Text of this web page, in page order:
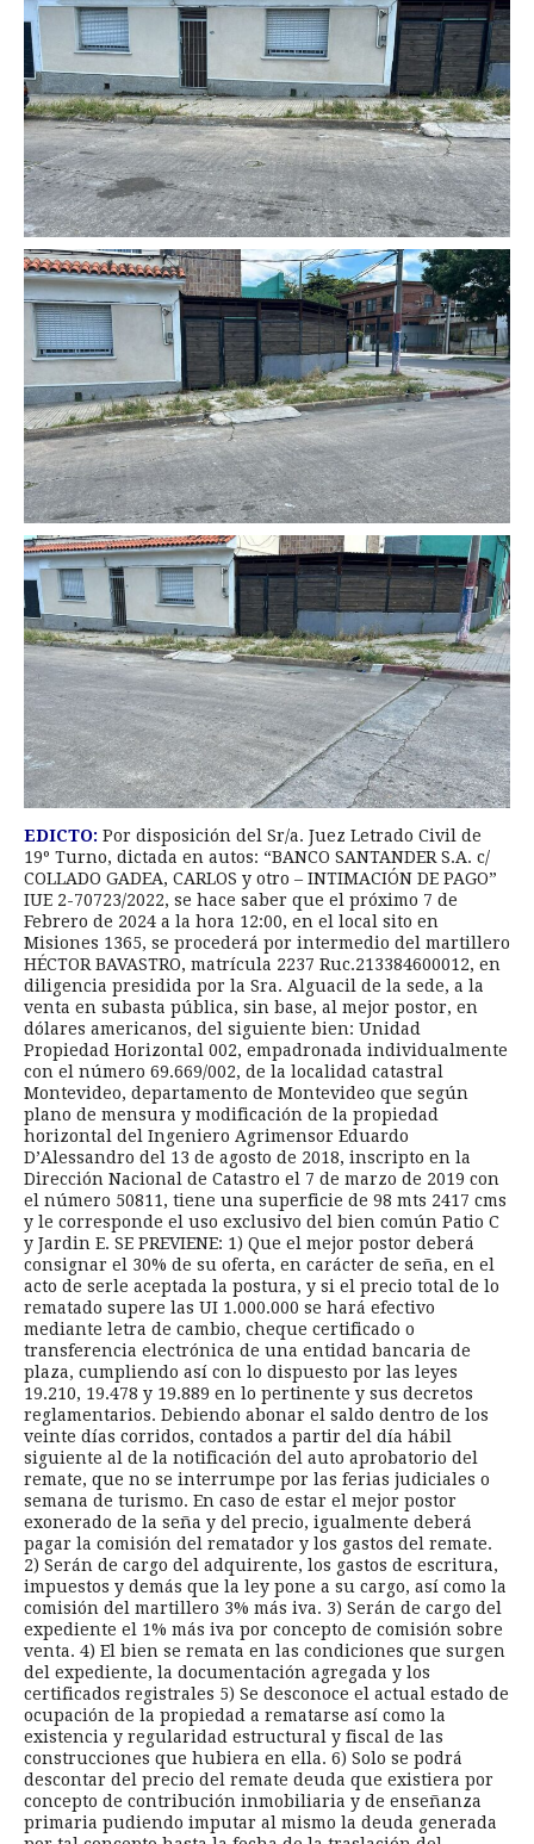
EDICTO: Por disposición del Sr/a. Juez Letrado Civil de
19º Turno, dictada en autos: “BANCO SANTANDER S.A. c/
COLLADO GADEA, CARLOS y otro – INTIMACIÓN DE PAGO”
IUE 2-70723/2022, se hace saber que el próximo 7 de
Febrero de 2024 a la hora 12:00, en el local sito en
Misiones 1365, se procederá por intermedio del martillero
HÉCTOR BAVASTRO, matrícula 2237 Ruc.213384600012, en
diligencia presidida por la Sra. Alguacil de la sede, a la
venta en subasta pública, sin base, al mejor postor, en
dólares americanos, del siguiente bien: Unidad
Propiedad Horizontal 002, empadronada individualmente
con el número 69.669/002, de la localidad catastral
Montevideo, departamento de Montevideo que según
plano de mensura y modificación de la propiedad
horizontal del Ingeniero Agrimensor Eduardo
D’Alessandro del 13 de agosto de 2018, inscripto en la
Dirección Nacional de Catastro el 7 de marzo de 2019 con
el número 50811, tiene una superficie de 98 mts 2417 cms
y le corresponde el uso exclusivo del bien común Patio C
y Jardin E. SE PREVIENE: 1) Que el mejor postor deberá
consignar el 30% de su oferta, en carácter de seña, en el
acto de serle aceptada la postura, y si el precio total de lo
rematado supere las UI 1.000.000 se hará efectivo
mediante letra de cambio, cheque certificado o
transferencia electrónica de una entidad bancaria de
plaza, cumpliendo así con lo dispuesto por las leyes
19.210, 19.478 y 19.889 en lo pertinente y sus decretos
reglamentarios. Debiendo abonar el saldo dentro de los
veinte días corridos, contados a partir del día hábil
siguiente al de la notificación del auto aprobatorio del
remate, que no se interrumpe por las ferias judiciales o
semana de turismo. En caso de estar el mejor postor
exonerado de la seña y del precio, igualmente deberá
pagar la comisión del rematador y los gastos del remate.
2) Serán de cargo del adquirente, los gastos de escritura,
impuestos y demás que la ley pone a su cargo, así como la
comisión del martillero 3% más iva. 3) Serán de cargo del
expediente el 1% más iva por concepto de comisión sobre
venta. 4) El bien se remata en las condiciones que surgen
del expediente, la documentación agregada y los
certificados registrales 5) Se desconoce el actual estado de
ocupación de la propiedad a rematarse así como la
existencia y regularidad estructural y fiscal de las
construcciones que hubiera en ella. 6) Solo se podrá
descontar del precio del remate deuda que existiera por
concepto de contribución inmobiliaria y de enseñanza
primaria pudiendo imputar al mismo la deuda generada